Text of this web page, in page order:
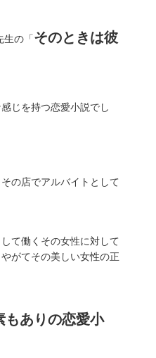
生の「そのときは彼
じを持つ恋愛小説でし
の店でアルバイトとして
て働くその女性に対して
がてその美しい女性の正
もありの恋愛小